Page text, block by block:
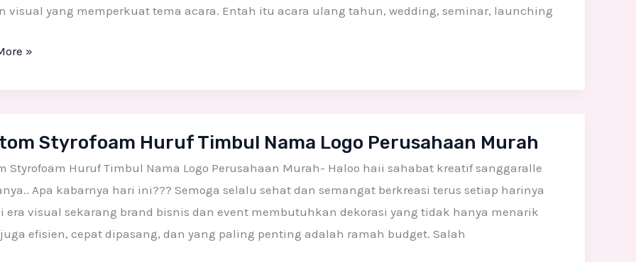
visual yang memperkuat tema acara. Entah itu acara ulang tahun, wedding, seminar, launching
»
Styrofoam Huruf Timbul Nama Logo Perusahaan Murah
Styrofoam Huruf Timbul Nama Logo Perusahaan Murah- Haloo haii sahabat kreatif sanggaralle
Apa kabarnya hari ini??? Semoga selalu sehat dan semangat berkreasi terus setiap harinya
era visual sekarang brand bisnis dan event membutuhkan dekorasi yang tidak hanya menarik
efisien, cepat dipasang, dan yang paling penting adalah ramah budget. Salah